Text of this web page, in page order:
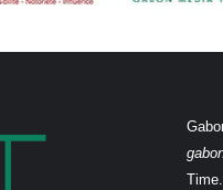
Time.